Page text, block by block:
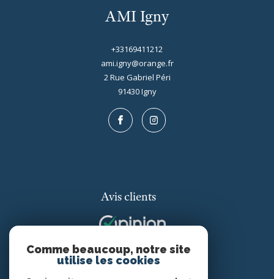
AMI Igny
+33169411212
ami.igny@orange.fr
2 Rue Gabriel Péri
91430 igny
Avis clients
Comme beaucoup, notre site
utilise les cookies